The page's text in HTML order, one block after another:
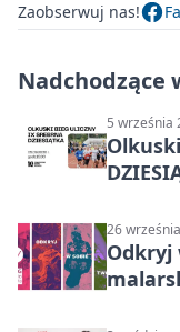
Zaobserwuj nas!
Nadchodzące
5 września
26
Odkryj